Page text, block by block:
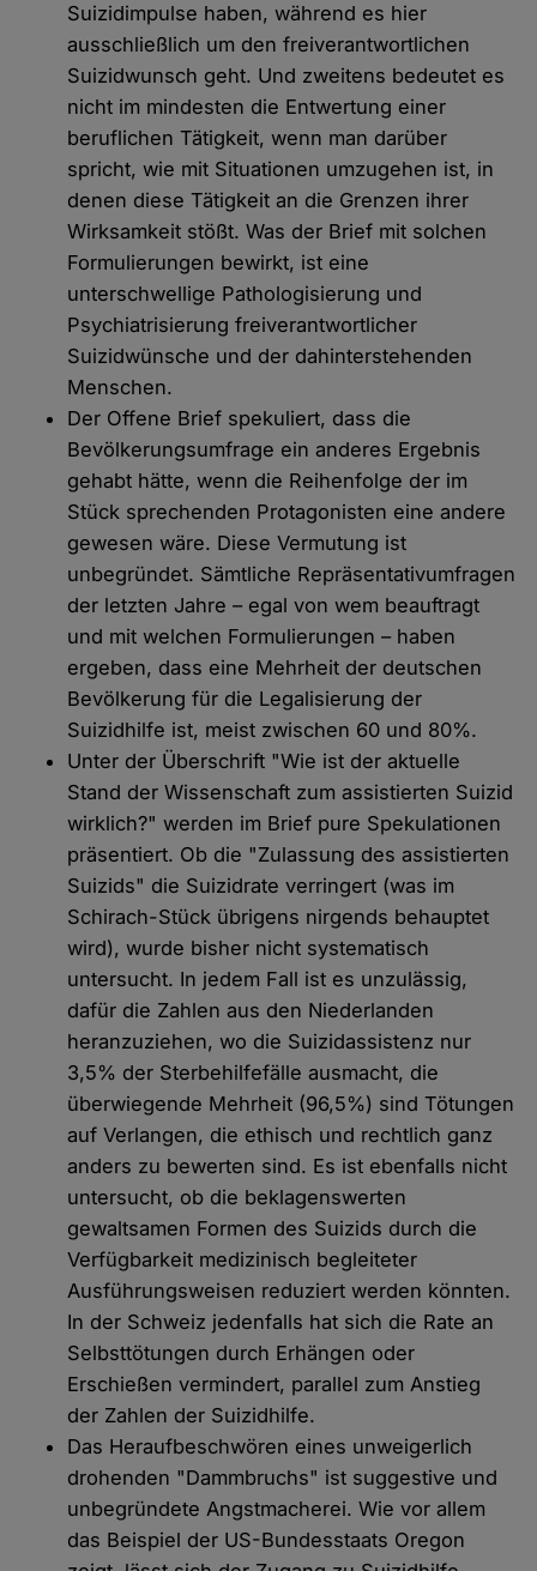
Suizidimpulse haben, während es hier
ausschließlich um den freiverantwortlichen
Suizidwunsch geht. Und zweitens bedeutet es
nicht im mindesten die Entwertung einer
beruflichen Tätigkeit, wenn man darüber
spricht, wie mit Situationen umzugehen ist, in
denen diese Tätigkeit an die Grenzen ihrer
Wirksamkeit stößt. Was der Brief mit solchen
Formulierungen bewirkt, ist eine
unterschwellige Pathologisierung und
Psychiatrisierung freiverantwortlicher
Suizidwünsche und der dahinterstehenden
Menschen.
Der Offene Brief spekuliert, dass die
Bevölkerungsumfrage ein anderes Ergebnis
gehabt hätte, wenn die Reihenfolge der im
Stück sprechenden Protagonisten eine andere
gewesen wäre. Diese Vermutung ist
unbegründet. Sämtliche Repräsentativumfragen
der letzten Jahre – egal von wem beauftragt
und mit welchen Formulierungen – haben
ergeben, dass eine Mehrheit der deutschen
Bevölkerung für die Legalisierung der
Suizidhilfe ist, meist zwischen 60 und 80%.
Unter der Überschrift "Wie ist der aktuelle
Stand der Wissenschaft zum assistierten Suizid
wirklich?" werden im Brief pure Spekulationen
präsentiert. Ob die "Zulassung des assistierten
Suizids" die Suizidrate verringert (was im
Schirach-Stück übrigens nirgends behauptet
wird), wurde bisher nicht systematisch
untersucht. In jedem Fall ist es unzulässig,
dafür die Zahlen aus den Niederlanden
heranzuziehen, wo die Suizidassistenz nur
3,5% der Sterbehilfefälle ausmacht, die
überwiegende Mehrheit (96,5%) sind Tötungen
auf Verlangen, die ethisch und rechtlich ganz
anders zu bewerten sind. Es ist ebenfalls nicht
untersucht, ob die beklagenswerten
gewaltsamen Formen des Suizids durch die
Verfügbarkeit medizinisch begleiteter
Ausführungsweisen reduziert werden könnten.
In der Schweiz jedenfalls hat sich die Rate an
Selbsttötungen durch Erhängen oder
Erschießen vermindert, parallel zum Anstieg
der Zahlen der Suizidhilfe.
Das Heraufbeschwören eines unweigerlich
drohenden "Dammbruchs" ist suggestive und
unbegründete Angstmacherei. Wie vor allem
das Beispiel der US-Bundesstaats Oregon